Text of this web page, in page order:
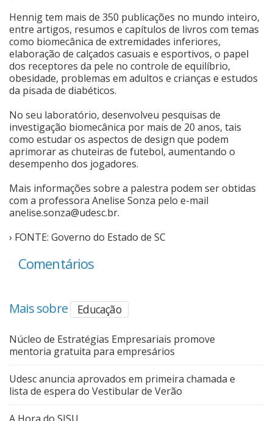
Hennig tem mais de 350 publicações no mundo inteiro,
entre artigos, resumos e capítulos de livros com temas
como biomecânica de extremidades inferiores,
elaboração de calçados casuais e esportivos, o papel
dos receptores da pele no controle de equilíbrio,
obesidade, problemas em adultos e crianças e estudos
da pisada de diabéticos.
No seu laboratório, desenvolveu pesquisas de
investigação biomecânica por mais de 20 anos, tais
como estudar os aspectos de design que podem
aprimorar as chuteiras de futebol, aumentando o
desempenho dos jogadores.
Mais informações sobre a palestra podem ser obtidas
com a professora Anelise Sonza pelo e-mail
anelise.sonza@udesc.br.
› FONTE: Governo do Estado de SC
Comentários
Mais sobre Educação
Núcleo de Estratégias Empresariais promove
mentoria gratuita para empresários
Udesc anuncia aprovados em primeira chamada e
lista de espera do Vestibular de Verão